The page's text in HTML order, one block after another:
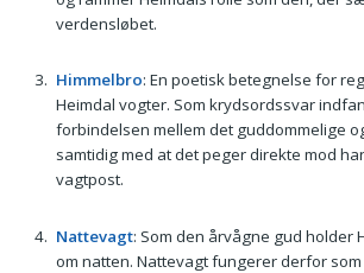
verdensløbet.
Himmelbro: En poetisk betegnelse for
Heimdal vogter. Som krydsordssvar
forbindelsen mellem det guddommelige
samtidig med at det peger direkte mod
vagtpost.
Nattevagt: Som den årvågne gud holder
om natten. Nattevagt fungerer derfor